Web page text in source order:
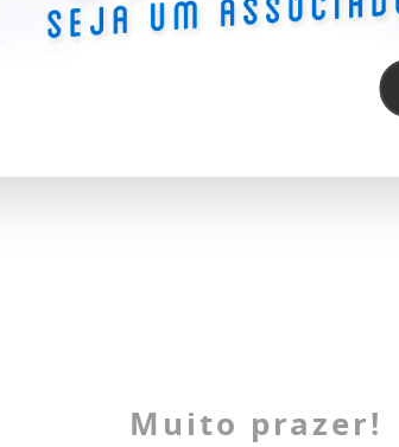
Muito prazer!